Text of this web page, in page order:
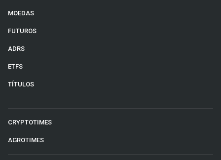
MOEDAS
FUTUROS
ADRS
ETFS
TÍTULOS
CRYPTOTIMES
AGROTIMES